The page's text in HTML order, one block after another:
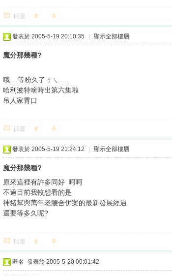
回覆
發表於 2005-5-19 20:10:35 顯示全部樓層
魔分那幾種?
哦....等粉久了ㄋㄟ.....
哈利波特啥時出第六集啦
吊人家胃口
回覆
發表於 2005-5-19 21:24:12 顯示全部樓層
魔分那幾種?
原來這裡有許多同好 呵呵
不過目前我較想看的是
神豬幫與萬年老腰合併案的最新發展經過
還要等多久呢?
回覆
匿名 發表於 2005-5-20 00:01:42